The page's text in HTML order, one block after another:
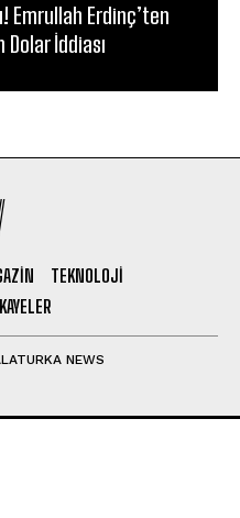
Emrullah Erdinç’ten
İddiası
TEKNOLOJI
NEWS